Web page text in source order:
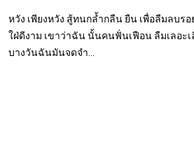
หวัง เพียงหวัง สู้ทนกล้ำกลืน ยืน เพื่อลืมลบร
ใฝ่ดีงาม เขาว่าฉัน นั้นคนฟั่นเฟือน ลืมเลอะ
บางวันฉันมันจดจำ...